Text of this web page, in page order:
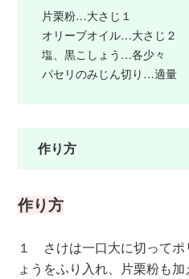
片栗粉…大さじ１
オリーブオイル…大さじ２
塩、黒こしょう…各少々
パセリのみじん切り…適量
作り方
作り方
１ さけは一口大に切ってポ
ょうをふり入れ、片栗粉も